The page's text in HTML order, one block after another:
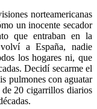
norteamericanas
un inocente secador
que entraban en la
a España, nadie
los hogares ni, que
Decidí secarme el
pulmones con aguatar
20 cigarrillos diarios